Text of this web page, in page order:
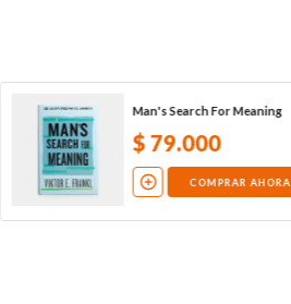
Man's Search For Meaning
$79.000
COMPRAR AHORA